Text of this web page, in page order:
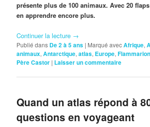
présente plus de 100 animaux. Avec 20
en apprendre encore plus.
Continuer la lecture →
Publié dans De 2 à 5 ans | Marqué avecAfrique,
animaux,Antarctique,atlas, Europe,
Père Castor | Laisser un commentaire
Quand un atlas répond à
questions en voyageant